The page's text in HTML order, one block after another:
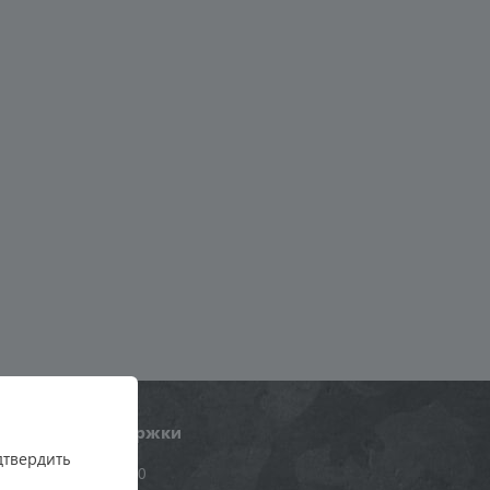
Служба поддержки
+7 (495) 984-16-90